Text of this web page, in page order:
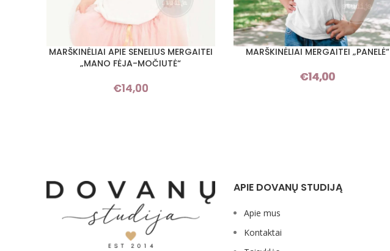
PASIRINKTI SAVYBES
MARŠKINĖLIAI APIE SENELIUS MERGAITEI
„MANO FĖJA-MOČIUTĖ“
€14,00
PASIRINKTI SAVYBES
MARŠKINĖLIAI MERGAITEI „PANELĖ“
€14,00
APIE DOVANŲ STUDIJĄ
Apie mus
Kontaktai